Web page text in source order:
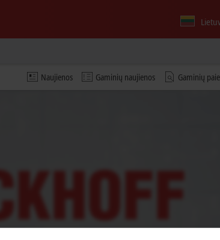
Naujienos Gaminių naujienos Gaminių